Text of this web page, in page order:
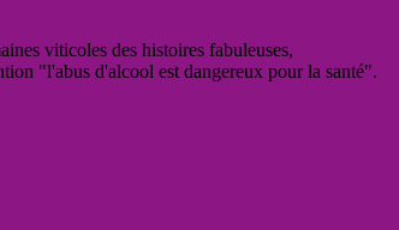
viticoles des histoires fabuleuses,
"l'abus d'alcool est dangereux pour la santé".